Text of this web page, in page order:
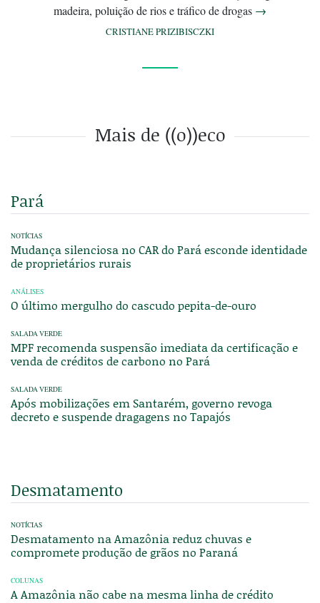
madeira, poluição de rios e tráfico de drogas →
CRISTIANE PRIZIBISCZKI
Mais de ((o))eco
Pará
NOTÍCIAS
Mudança silenciosa no CAR do Pará esconde identidade
de proprietários rurais
ANÁLISES
O último mergulho do cascudo pepita-de-ouro
SALADA VERDE
MPF recomenda suspensão imediata da certificação e
venda de créditos de carbono no Pará
SALADA VERDE
Após mobilizações em Santarém, governo revoga
decreto e suspende dragagens no Tapajós
Desmatamento
NOTÍCIAS
Desmatamento na Amazônia reduz chuvas e
compromete produção de grãos no Paraná
COLUNAS
A Amazônia não cabe na mesma linha de crédito